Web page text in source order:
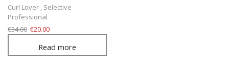
Curl Lover , Selective
Professional
€34.00 €20.00
Read more